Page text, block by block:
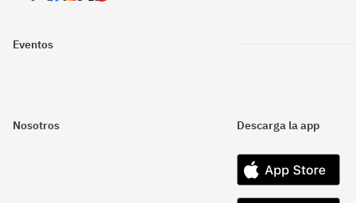
Eventos
Nosotros Descarga la app